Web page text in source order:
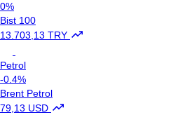
0%
Bist 100
13.703,13 TRY
Petrol
-0.4%
Brent Petrol
79,13 USD